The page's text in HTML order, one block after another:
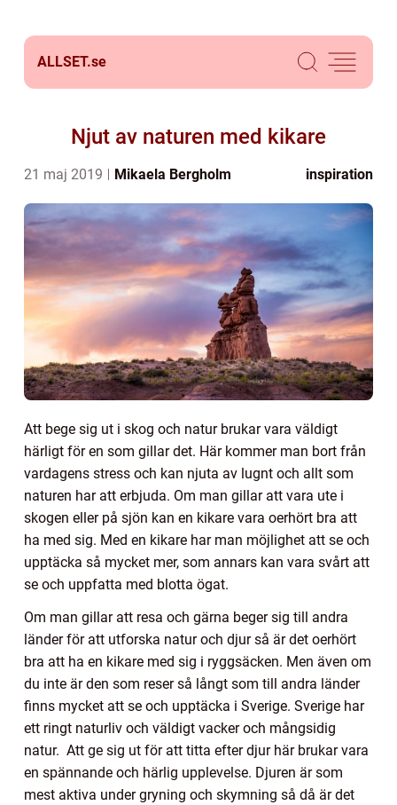
ALLSET.se
Njut av naturen med kikare
21 maj 2019 Mikaela Bergholm inspiration
Att bege sig ut i skog och natur brukar vara väldigt
härligt för en som gillar det. Här kommer man bort från
vardagens stress och kan njuta av lugnt och allt som
naturen har att erbjuda. Om man gillar att vara ute i
skogen eller på sjön kan en kikare vara oerhört bra att
ha med sig. Med en kikare har man möjlighet att se och
upptäcka så mycket mer, som annars kan vara svårt att
se och uppfatta med blotta ögat.
Om man gillar att resa och gärna beger sig till andra
länder för att utforska natur och djur så är det oerhört
bra att ha en kikare med sig i ryggsäcken. Men även om
du inte är den som reser så långt som till andra länder
finns mycket att se och upptäcka i Sverige. Sverige har
ett ringt naturliv och väldigt vacker och mångsidig
natur. Att ge sig ut för att titta efter djur här brukar vara
en spännande och härlig upplevelse. Djuren är som
mest aktiva under gryning och skymning så då är det